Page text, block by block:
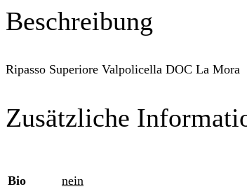
Beschreibung
Ripasso Superiore Valpolicella DOC La Mora
Zusätzliche
Bio nein